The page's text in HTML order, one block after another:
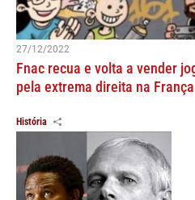
27/12/2022
Fnac recua e volta a vender
pela extrema direita na França
História